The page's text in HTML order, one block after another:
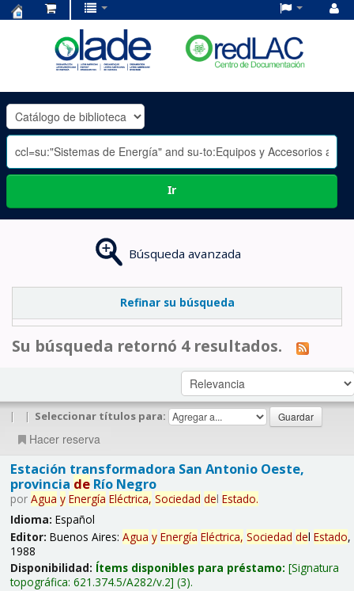
OLADE
-
Ir
Búsqueda avanzada
Refinar su búsqueda
Su búsqueda retornó 4 resultados.
| | Seleccionar títulos para:
Hacer reserva
Estación transformadora San Antonio Oeste,
provincia deRío Negro
por Agua y Energía Eléctrica, Sociedad del Estado.
Idioma: Español
Editor: Buenos Aires: Agua y Energía Eléctrica, Sociedad del Estado,
1988
Disponibilidad: Ítems disponibles para préstamo: Signatura
topográfica: 621.374.5/A282/v.2 (3).